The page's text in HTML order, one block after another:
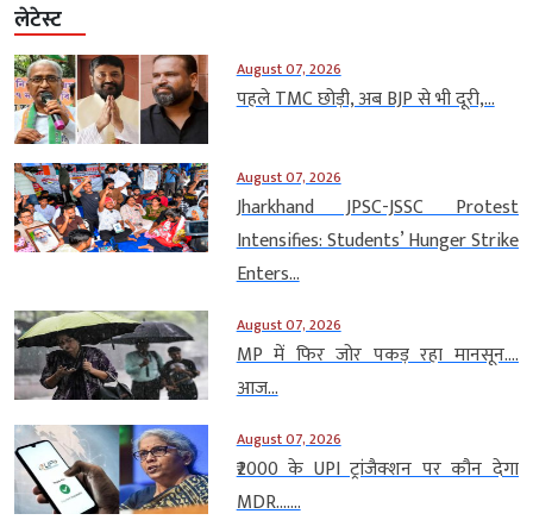
लेटेस्ट
August 07, 2026
पहले TMC छोड़ी, अब BJP से भी दूरी,...
August 07, 2026
Jharkhand JPSC-JSSC Protest
Intensifies: Students’ Hunger Strike
Enters...
August 07, 2026
MP में फिर जोर पकड़ रहा मानसून….
आज...
August 07, 2026
₹2000 के UPI ट्रांजैक्शन पर कौन देगा
MDR…....